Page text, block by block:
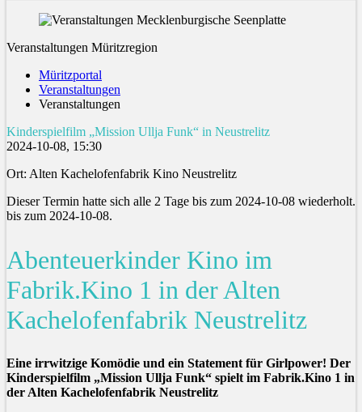
Veranstaltungen Müritzregion
Müritzportal
Veranstaltungen
Veranstaltungen
Kinderspielfilm „Mission Ullja Funk“ in Neustrelitz
2024-10-08, 15:30
Ort: Alten Kachelofenfabrik Kino Neustrelitz
Dieser Termin hatte sich alle 2 Tage bis zum 2024-10-08 wiederholt.
bis zum 2024-10-08.
Abenteuerkinder Kino im
Fabrik.Kino 1 in der Alten
Kachelofenfabrik Neustrelitz
Eine irrwitzige Komödie und ein Statement für Girlpower! Der
Kinderspielfilm „Mission Ullja Funk“ spielt im Fabrik.Kino 1 in
der Alten Kachelofenfabrik Neustrelitz